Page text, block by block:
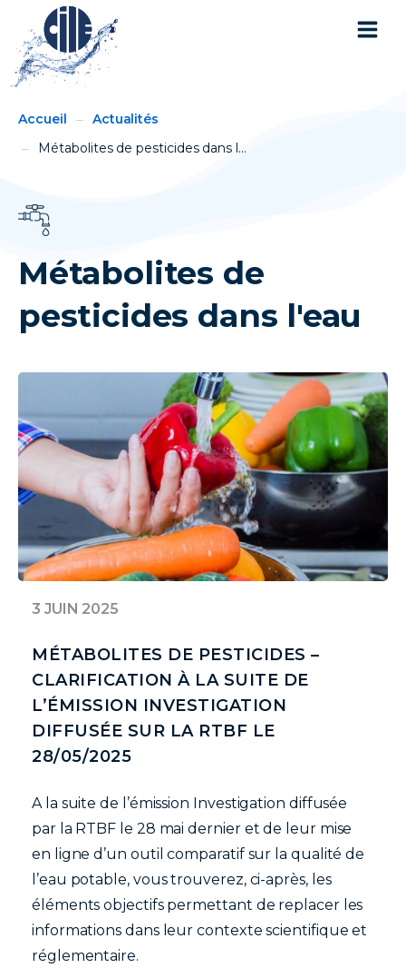
Breadcrumbs
You
here:
Accueil
Actualités
Métabolites de pesticides dans l...
Métabolites de
pesticides dans l'eau
3 JUIN 2025
MÉTABOLITES DE PESTICIDES –
CLARIFICATION À LA SUITE DE
L’ÉMISSION INVESTIGATION
DIFFUSÉE SUR LA RTBF LE
28/05/2025
A la suite de l’émission Investigation diffusée
par la RTBF le 28 mai dernier et de leur mise
en ligne d’un outil comparatif sur la qualité de
l’eau potable, vous trouverez, ci-après, les
éléments objectifs permettant de replacer les
informations dans leur contexte scientifique et
réglementaire.